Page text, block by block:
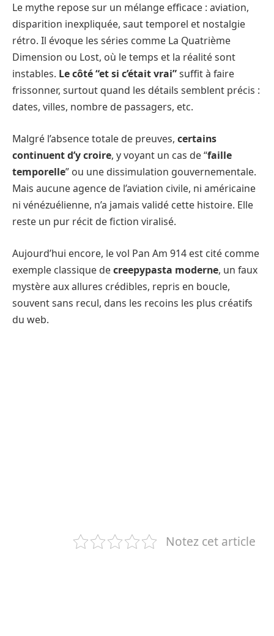
Le mythe repose sur un mélange efficace : aviation,
disparition inexpliquée, saut temporel et nostalgie
rétro. Il évoque les séries comme La Quatrième
Dimension ou Lost, où le temps et la réalité sont
instables. Le côté “et si c’était vrai”suffit à faire
frissonner, surtout quand les détails semblent précis :
dates, villes, nombre de passagers, etc.
Malgré l’absence totale de preuves, certains
continuent d’y croire, y voyant un cas de “faille
temporelle” ou une dissimulation gouvernementale.
Mais aucune agence de l’aviation civile, ni américaine
ni vénézuélienne, n’a jamais validé cette histoire. Elle
reste un pur récit de fiction viralisé.
Aujourd’hui encore, le vol Pan Am 914 est cité comme
exemple classique decreepypasta moderne, un faux
mystère aux allures crédibles, repris en boucle,
souvent sans recul, dans les recoins les plus créatifs
du web.
Notez cet article